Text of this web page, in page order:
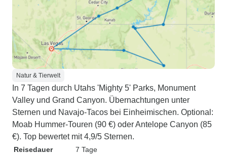
Natur & Tierwelt
In 7 Tagen durch Utahs 'Mighty 5' Parks, Monument
Valley und Grand Canyon. Übernachtungen unter
Sternen und Navajo-Tacos bei Einheimischen. Optional:
Moab Hummer-Touren (90 €) oder Antelope Canyon (85
€). Top bewertet mit 4,9/5 Sternen.
Reisedauer
7 Tage